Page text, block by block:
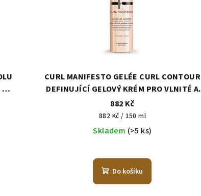
CURL MANIFESTO GELÉE CURL CONTOUR
DEFINUJÍCÍ GELOVÝ KRÉM PRO VLNITÉ A
KUDRNATÉ VLASY 150 ml
882 Kč
Měrná
cena:
882 Kč / 150 ml
Skladem (>5 ks)
Do košíku